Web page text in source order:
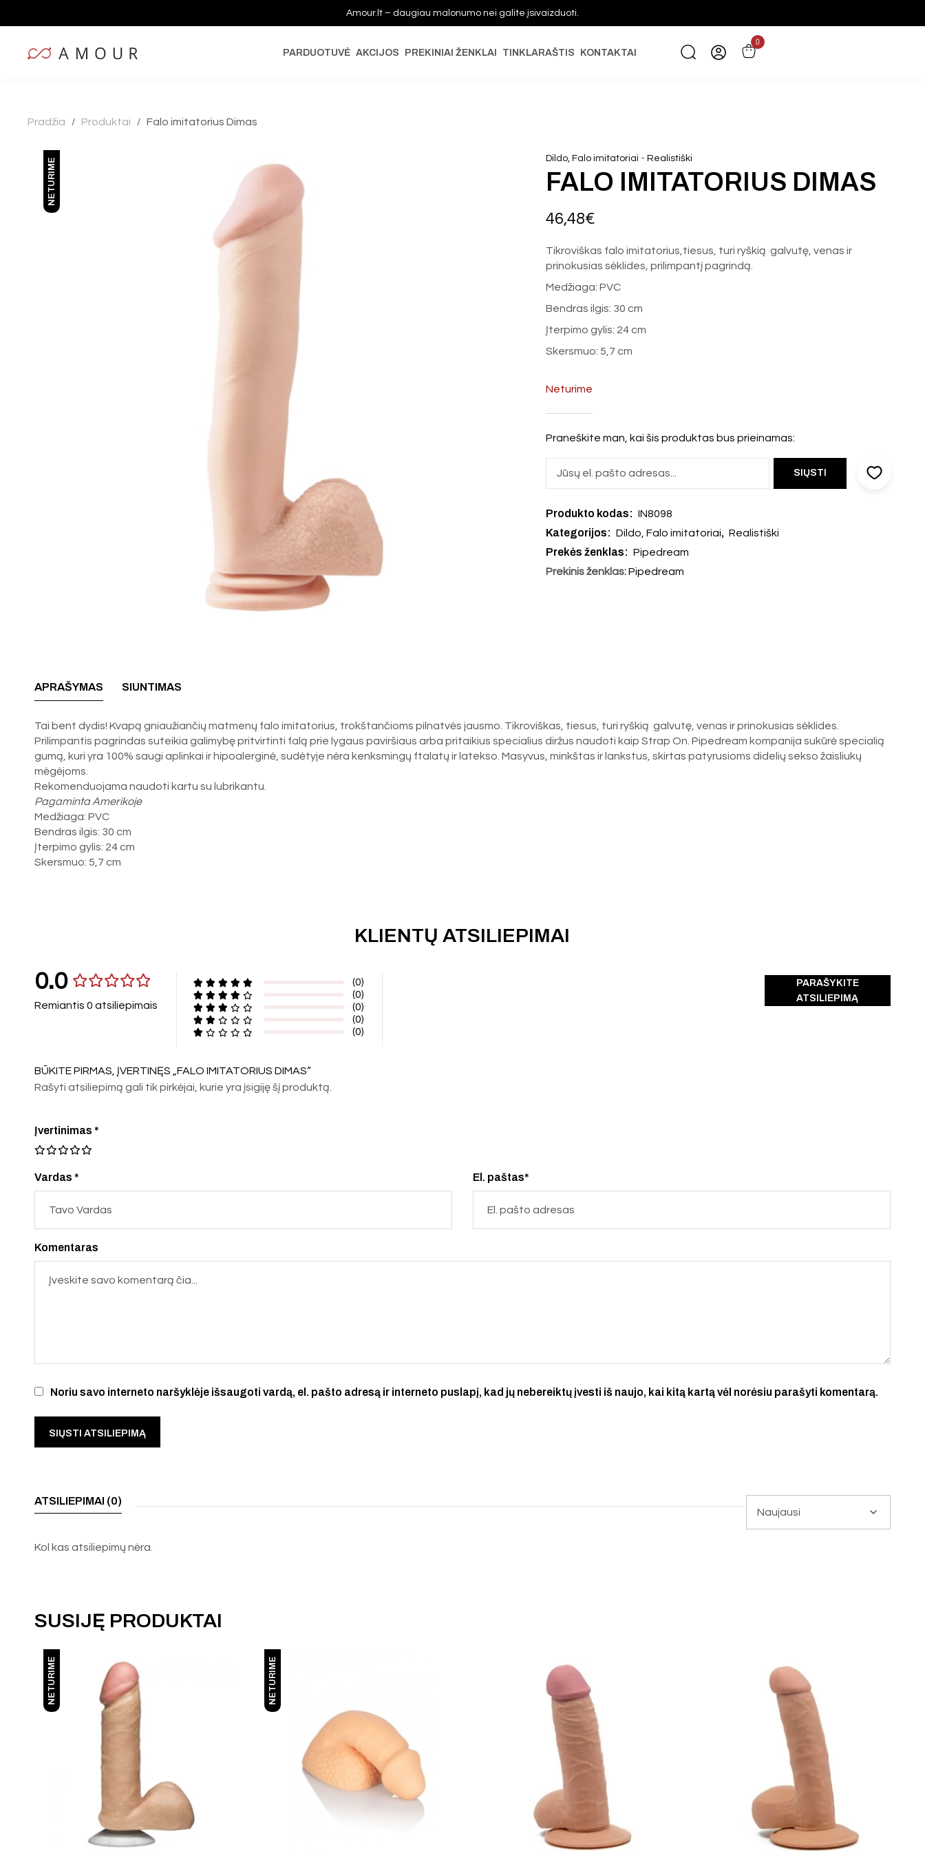
Amour.lt – daugiau malonumo nei galite įsivaizduoti.
PARDUOTUVĖ AKCIJOS PREKINIAI ŽENKLAI TINKLARAŠTIS KONTAKTAI
0
Pradžia / Produktai / Falo imitatorius Dimas
NETURIME Dildo, Falo imitatoriai -Realistiški
FALO IMITATORIUS DIMAS
46,48€
Tikroviškas falo imitatorius,tiesus, turi ryškią galvutę, venas ir
prinokusias sėklides, prilimpantį pagrindą.
Medžiaga: PVC
Bendras ilgis: 30 cm
Įterpimo gylis: 24 cm
Skersmuo: 5,7 cm
Neturime
Praneškite man, kai šis produktas bus prieinamas:
Produkto kodas: IN8098
Kategorijos: Dildo, Falo imitatoriai, Realistiški
Prekės ženklas: Pipedream
Prekinis ženklas:Pipedream
APRAŠYMAS SIUNTIMAS
Tai bent dydis! Kvapą gniaužiančių matmenų falo imitatorius, trokštančioms pilnatvės jausmo. Tikroviškas, tiesus, turi ryškią galvutę, venas ir prinokusias sėklides.
Prilimpantis pagrindas suteikia galimybę pritvirtinti falą prie lygaus paviršiaus arba pritaikius specialius diržus naudoti kaip Strap On. Pipedream kompanija sukūrė specialią
gumą, kuri yra 100% saugi aplinkai ir hipoalerginė, sudėtyje nėra kenksmingų ftalatų ir latekso. Masyvus, minkštas ir lankstus, skirtas patyrusioms didelių sekso žaisliukų
mėgėjoms.
Rekomenduojama naudoti kartu su lubrikantu.
Pagaminta Amerikoje
Medžiaga: PVC
Bendras ilgis: 30 cm
Įterpimo gylis: 24 cm
Skersmuo: 5,7 cm
KLIENTŲ ATSILIEPIMAI
0.0
Remiantis 0 atsiliepimais
(0)
(0)
(0)
(0)
(0)
PARAŠYKITE
ATSILIEPIMĄ
BŪKITE PIRMAS, ĮVERTINĘS „FALO IMITATORIUS DIMAS“
Rašyti atsiliepimą gali tik pirkėjai, kurie yra įsigiję šį produktą.
Vardas * El. paštas*
Noriu savo interneto naršyklėje išsaugoti vardą, el. pašto adresą ir interneto puslapį, kad jų nebereiktų įvesti iš naujo, kai kitą kartą vėl norėsiu parašyti komentarą.
Įvertinimas*
Komentaras
ATSILIEPIMAI (0)
Kol kas atsiliepimų nėra.
SUSIJĘ PRODUKTAI
NETURIME NETURIME